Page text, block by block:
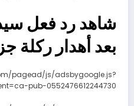
شاهد رد فعل
بعد أهدار ركلة
pagead/js/adsbygoogle.js?
pub-0552476612244730